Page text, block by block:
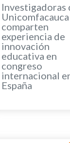
Investigadoras
Unicomfacauca
comparten
experiencia de
innovación
educativa en
congreso
internacional
España